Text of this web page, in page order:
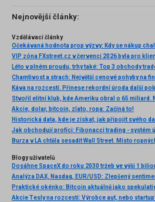
několik příkladů nejznámějších z nich.
Nejnovější články:
Vzdělávací články
Očekávaná hodnota prop výzvy: Kdy se nákup
VIP zóna FXstreet.cz v červenci 2026 byla pro
Káva na rozcestí. Přinese rekordní úroda další
Akcie, dolar, bitcoin, zlato, ropa: Začíná to!
Blogy uživatelů
Dosáhne SpaceX do roku 2030 tržeb ve výši 1
Akcie Tesly na rozcestí: Výrobce aut, nebo